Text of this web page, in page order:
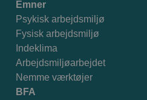
Emner
Psykisk arbejdsmiljø
Fysisk arbejdsmiljø
Indeklima
Arbejdsmiljøarbejdet
Nemme værktøjer
BFA